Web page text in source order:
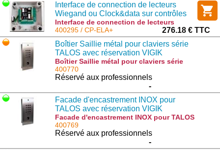
Interface de connection de lecteurs
Wiegand ou Clock&data sur contrôles
accès ELA+ pour centrale CT3000+
Interface de connection de lecteurs
Wiegand ou Clock&data sur contrôles
accès ELA+ pour centrale CT3000+ : CP-
ELA+
400295 / CP-ELA+
276.18 € TTC
Boîtier Saillie métal pour claviers série
TALOS avec réservation VIGIK
Boîtier Saillie métal pour claviers série
TALOS avec réservation VIGIK : TALOS-
SAB
400770
Réservé aux professionnels
-
Facade d'encastrement INOX pour
TALOS avec réservation VIGIK
Facade d'encastrement INOX pour TALOS
avec réservation VIGIK : TALOS-EAB
400769
Réservé aux professionnels
-